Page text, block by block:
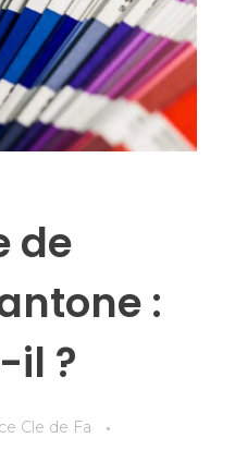
de
:
il ?
Cle de Fa